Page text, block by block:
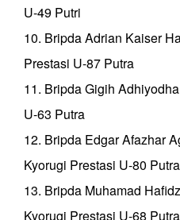
U-49 Putri
10. Bripda Adrian Kaiser
Prestasi U-87 Putra
11. Bripda Gigih
U-63 Putra
12. Bripda Edgar Afazhar
Kyorugi Prestasi U-80 Putra
13. Bripda Muhamad
Kyorugi Prestasi U-68 Putra